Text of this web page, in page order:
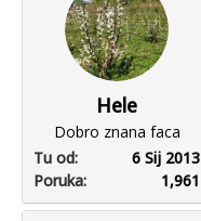
Hele
Dobro znana faca
Tu od
6 Sij 2013
Poruka
1,961